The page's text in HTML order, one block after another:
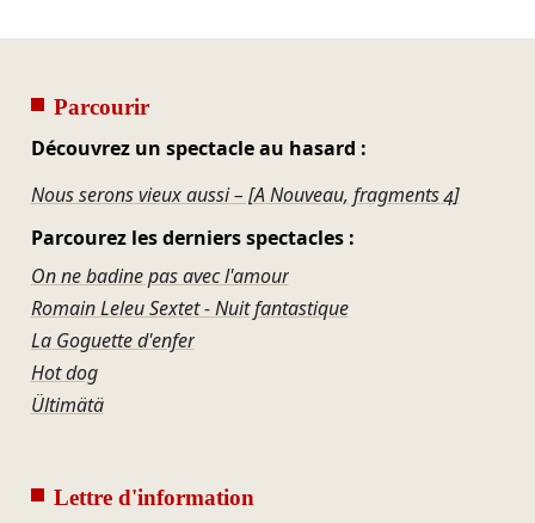
Parcourir
Découvrez un spectacle au hasard :
Nous serons vieux aussi – [A Nouveau, fragments 4]
Parcourez les derniers spectacles :
On ne badine pas avec l'amour
Romain Leleu Sextet - Nuit fantastique
La Goguette d'enfer
Hot dog
Ültimätä
Lettre d'information